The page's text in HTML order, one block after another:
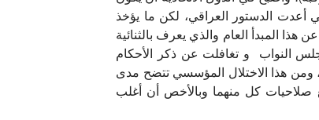
الوطنية التي أعدت الدستور العراقي، لكن ما يؤخذ
المبدأ العام والذي يعرف بالثنائية
النواب و تغافلت عن ذكر الأحكام
ومن هذا الاختلال المؤسسي تتضح مدى
كل منهما وبالأخص أن أغلب